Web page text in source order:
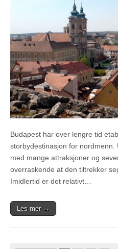
Budapest har over lengre tid
storbydestinasjon for
med mange attraksjoner og
overraskende at den tiltrekker
Imidlertid er det relativt…
Les mer →